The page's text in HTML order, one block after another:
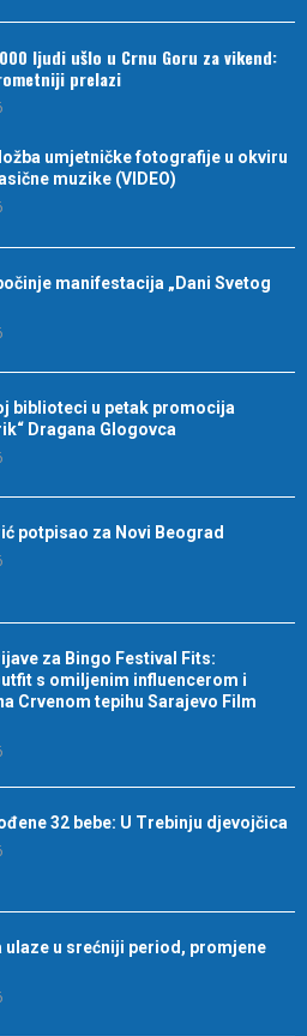
ljudi ušlo u Crnu Goru za vikend:
prelazi
umjetničke fotografije u okviru
muzike (VIDEO)
manifestacija „Dani Svetog
biblioteci u petak promocija
Dragana Glogovca
potpisao za Novi Beograd
za Bingo Festival Fits:
s omiljenim influencerom i
Crvenom tepihu Sarajevo Film
32 bebe: U Trebinju djevojčica
ulaze u srećniji period, promjene